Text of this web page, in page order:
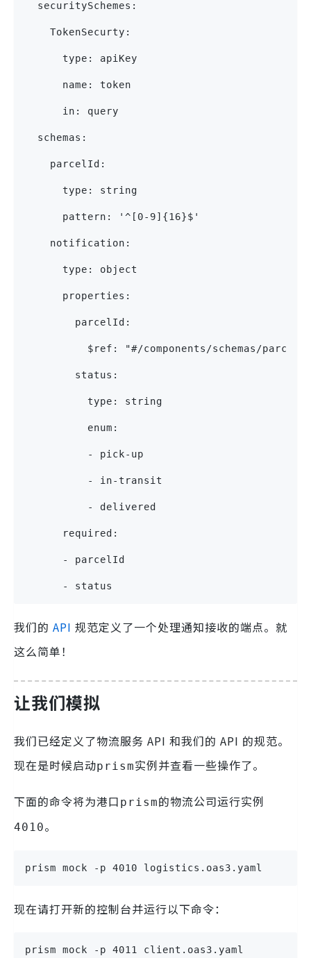
  securitySchemes:
    TokenSecurty:
      type: apiKey
      name: token
      in: query
  schemas:
    parcelId:
      type: string
      pattern: '^[0-9]{16}$'
    notification:
      type: object
      properties:
        parcelId:
$ref: "#/components/schemas/
        status:
          type: string
          enum:
          - pick-up
          - in-transit
          - delivered
      required:
      - parcelId
      - status
我们的 API 规范定义了一个处理通知接收的端点。就
这么简单！
让我们模拟
我们已经定义了物流服务 API 和我们的 API 的规范。
现在是时候启动prism实例并查看一些操作了。
下面的命令将为港口 prism的物流公司运行实例
4010。
prism mock -p 4010 logistics.oas3.yaml
现在请打开新的控制台并运行以下命令：
prism mock -p 4011 client.oas3.yaml